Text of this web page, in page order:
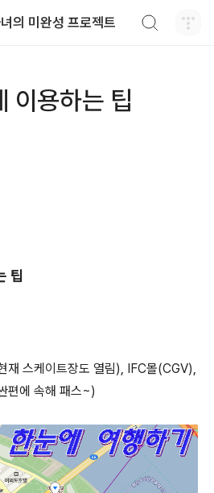
의 미완성 프로젝트
이용하는 팁
팁
재 스케이트장도 열림), IFC몰(CGV),
편에 속해 패스~)